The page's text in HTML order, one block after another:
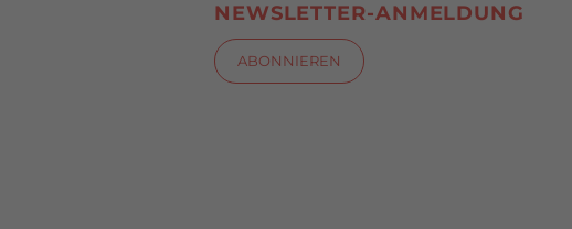
NEWSLETTER-ANMELDUNG
ABONNIEREN